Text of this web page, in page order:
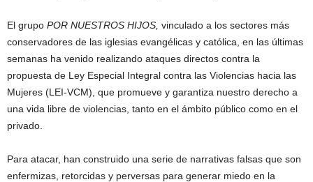
El grupo POR NUESTROS HIJOS, vinculado a los sectores más
conservadores de las iglesias evangélicas y católica, en las últimas
semanas ha venido realizando ataques directos contra la
propuesta de Ley Especial Integral contra las Violencias hacia las
Mujeres (LEI-VCM), que promueve y garantiza nuestro derecho a
una vida libre de violencias, tanto en el ámbito público como en el
privado.
Para atacar, han construido una serie de narrativas falsas que son
enfermizas, retorcidas y perversas para generar miedo en la